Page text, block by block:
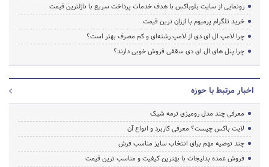
رونمایی از سایت بلوباکس با هدف خدمات پرداخت سریع با نازلترین قیمت
خرید تلگرام پرمیوم با ارزان ترین قیمت
چرا لامپ ال ای دی از لامپ رشته‌ای و کم مصرف بهتر است؟
چرا پنل های ال ای دی سقفی فروش خوبی دارند؟
اخبار مرتبط با حوزه
معرفی چند مدل رومیزی ترمه شیک
لایت باکس چیست؟ معرفی کاربرد و انواع آن
چند توصیه مهم برای انتخاب سایز مناسب فرش
فروش عمده بدلیجات با بهترین کیفیت و مناسب ترین قیمت